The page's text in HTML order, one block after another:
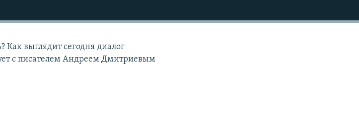
Как выглядит сегодня диалог
с писателем Андреем Дмитриевым